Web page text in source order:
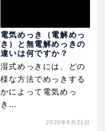
電気めっき（電解めっ
き）と無電解めっきの
違いは何ですか？
湿式めっきには、どの
様な方法でめっきする
かによって電気めっ
き…
2020年8月21日